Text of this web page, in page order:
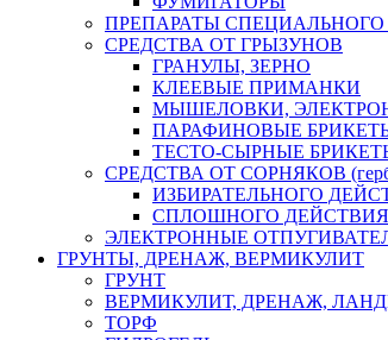
ПРЕПАРАТЫ
СРЕДСТВА ОТ ГРЫЗУНОВ
ГРАНУЛЫ, ЗЕРНО
КЛЕЕВЫЕ ПРИМАНКИ
МЫШЕЛОВКИ,
ПАРАФИНОВЫЕ
ТЕСТО-СЫРНЫЕ
СРЕДСТВА ОТ СОРНЯКОВ
ИЗБИРАТЕЛЬНОГО
СПЛОШНОГО ДЕЙСТВИЯ
ЭЛЕКТРОННЫЕ
ГРУНТЫ, ДРЕНАЖ, ВЕРМИКУЛИТ
ГРУНТ
ВЕРМИКУЛИТ, ДРЕНАЖ,
ТОРФ